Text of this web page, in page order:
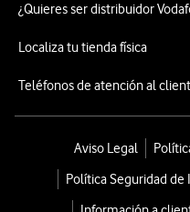
¿Quieres ser distribuidor
Localiza tu tienda física
Teléfonos de atención al
Aviso Legal
Política Seguridad